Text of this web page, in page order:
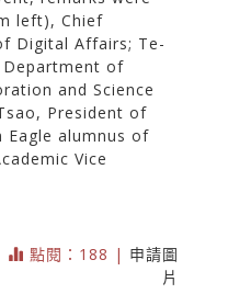
left), Chief
Digital Affairs; Te-
of
and Science
President of
Eagle alumnus of
Vice
點閱：188 | 申請圖
片